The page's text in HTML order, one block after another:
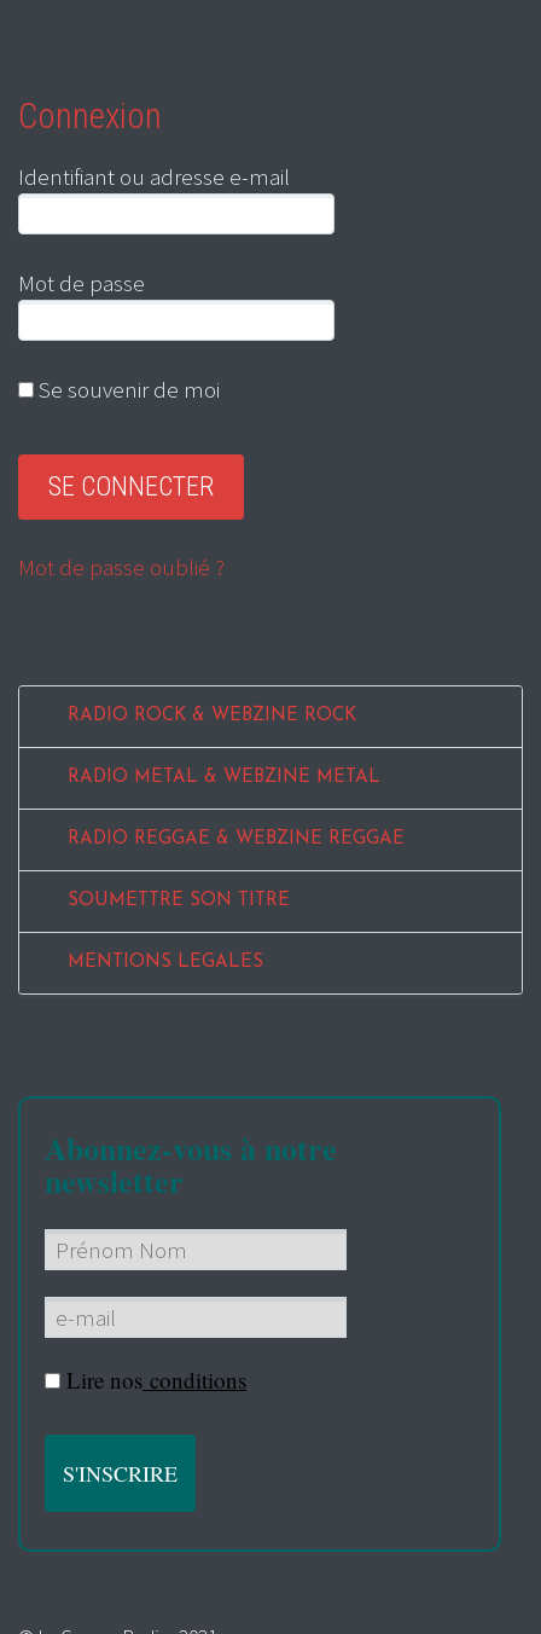
Connexion
Identifiant ou adresse e-mail
Mot de passe
Se souvenir de moi
Mot de passe oublié ?
RADIO ROCK & WEBZINE ROCK
RADIO METAL & WEBZINE METAL
RADIO REGGAE & WEBZINE REGGAE
SOUMETTRE SON TITRE
MENTIONS LEGALES
Abonnez-vous à notre
newsletter
Lire nos conditions